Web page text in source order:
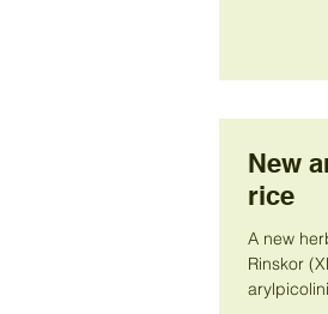
New
rice
A new
Rinskor